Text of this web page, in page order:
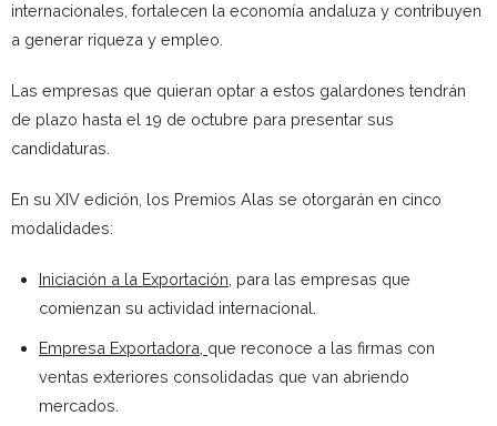
internacionales, fortalecen la economía andaluza y contribuyen
a generar riqueza y empleo.
Las empresas que quieran optar a estos galardones tendrán
de plazo hasta el 19 de octubre para presentar sus
candidaturas.
En su XIV edición, los Premios Alas se otorgarán en cinco
modalidades:
Iniciación a la Exportación , para las empresas que
comienzan su actividad internacional.
Empresa Exportadora, que reconoce a las firmas con
ventas exteriores consolidadas que van abriendo
mercados.